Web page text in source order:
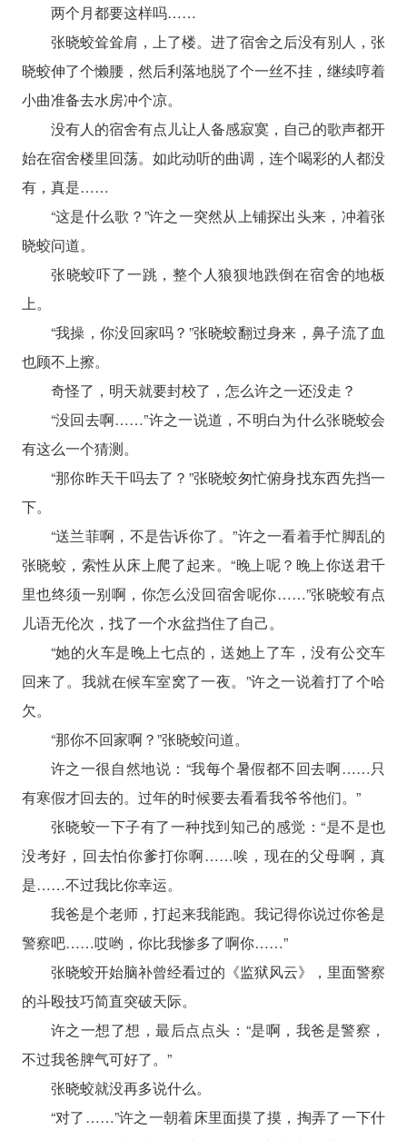
两个月都要这样吗……
张晓蛟耸耸肩，上了楼。进了宿舍之后没有别人，张
晓蛟伸了个懒腰，然后利落地脱了个一丝不挂，继续哼着
小曲准备去水房冲个凉。
没有人的宿舍有点儿让人备感寂寞，自己的歌声都开
始在宿舍楼里回荡。如此动听的曲调，连个喝彩的人都没
有，真是……
“这是什么歌？”许之一突然从上铺探出头来，冲着张
晓蛟问道。
张晓蛟吓了一跳，整个人狼狈地跌倒在宿舍的地板
上。
“我操，你没回家吗？”张晓蛟翻过身来，鼻子流了血
也顾不上擦。
奇怪了，明天就要封校了，怎么许之一还没走？
“没回去啊……”许之一说道，不明白为什么张晓蛟会
有这么一个猜测。
“那你昨天干吗去了？”张晓蛟匆忙俯身找东西先挡一
下。
“送兰菲啊，不是告诉你了。”许之一看着手忙脚乱的
张晓蛟，索性从床上爬了起来。“晚上呢？晚上你送君千
里也终须一别啊，你怎么没回宿舍呢你……”张晓蛟有点
儿语无伦次，找了一个水盆挡住了自己。
“她的火车是晚上七点的，送她上了车，没有公交车
回来了。我就在候车室窝了一夜。”许之一说着打了个哈
欠。
“那你不回家啊？”张晓蛟问道。
许之一很自然地说：“我每个暑假都不回去啊……只
有寒假才回去的。过年的时候要去看看我爷爷他们。”
张晓蛟一下子有了一种找到知己的感觉：“是不是也
没考好，回去怕你爹打你啊……唉，现在的父母啊，真
是……不过我比你幸运。
我爸是个老师，打起来我能跑。我记得你说过你爸是
警察吧……哎哟，你比我惨多了啊你……”
张晓蛟开始脑补曾经看过的《监狱风云》，里面警察
的斗殴技巧简直突破天际。
许之一想了想，最后点点头：“是啊，我爸是警察，
不过我爸脾气可好了。”
张晓蛟就没再多说什么。
“对了……”许之一朝着床里面摸了摸，掏弄了一下什